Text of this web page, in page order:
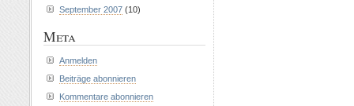
September 2007 (10)
Meta
Anmelden
Beiträge abonnieren
Kommentare abonnieren